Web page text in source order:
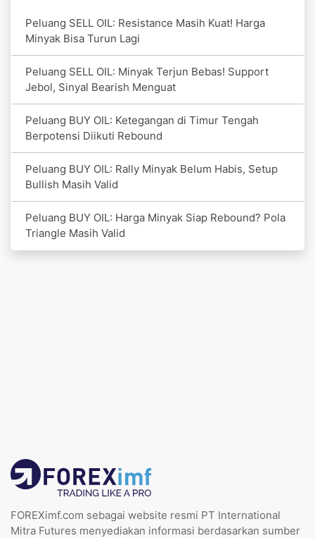
Peluang SELL OIL: Resistance Masih Kuat! Harga
Minyak Bisa Turun Lagi
Peluang SELL OIL: Minyak Terjun Bebas! Support
Jebol, Sinyal Bearish Menguat
Peluang BUY OIL: Ketegangan di Timur Tengah
Berpotensi Diikuti Rebound
Peluang BUY OIL: Rally Minyak Belum Habis, Setup
Bullish Masih Valid
Peluang BUY OIL: Harga Minyak Siap Rebound? Pola
Triangle Masih Valid
FOREXimf.com sebagai website resmi PT International
Mitra Futures menyediakan informasi berdasarkan sumber